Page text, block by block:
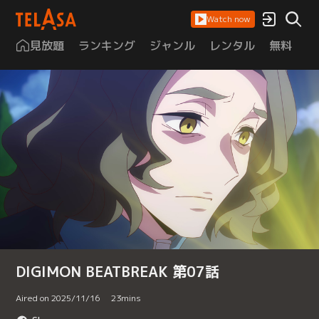
Watch now
見放題 ランキング ジャンル レンタル 無料
DIGIMON BEATBREAK 第07話
Aired on 2025/11/16 23mins